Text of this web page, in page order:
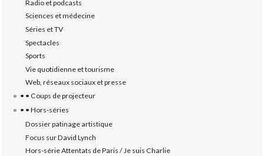
Radio et podcasts
Sciences et médecine
Séries et TV
Spectacles
Sports
Vie quotidienne et tourisme
Web, réseaux sociaux et presse
• • Coups de projecteur
• • Hors-séries
Dossier patinage artistique
Focus sur David Lynch
Hors-série Attentats de Paris / Je suis Charlie